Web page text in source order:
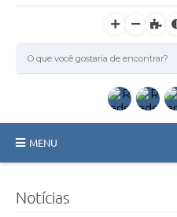
MENU
Notícias